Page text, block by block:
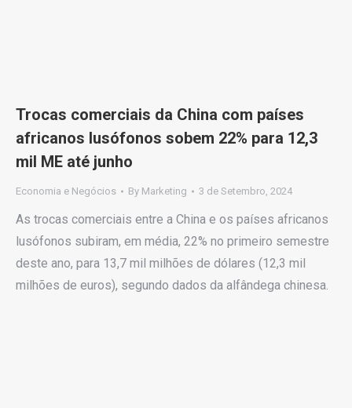
Trocas comerciais da China com países
africanos lusófonos sobem 22% para 12,3
mil ME até junho
Economia e Negócios By Marketing 3 de Setembro, 2024
As trocas comerciais entre a China e os países africanos
lusófonos subiram, em média, 22% no primeiro semestre
deste ano, para 13,7 mil milhões de dólares (12,3 mil
milhões de euros), segundo dados da alfândega chinesa.